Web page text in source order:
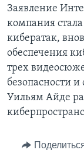
ДЕТАЛИ
НЬЮ-ЙОРК
АМЕРИКА.
ТЕСТЫ
УЧИМ
ВИДЕО
ПОДПИСКА НА
Learning English
СОЦИАЛЬНЫЕ СЕТИ
Заявление
компания
кибератак,
обеспечения
трех
безопасности
Уильям Айде